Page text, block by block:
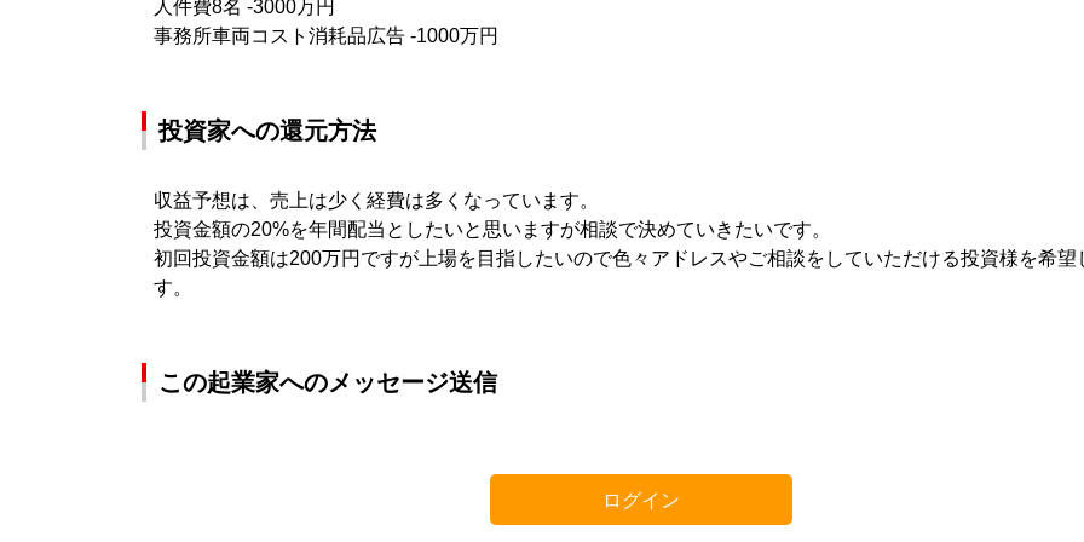
人件費8名 -3000万円
事務所車両コスト消耗品広告 -1000万円
投資家への還元方法
収益予想は、売上は少く経費は多くなっています。
投資金額の20%を年間配当としたいと思いますが相談で決めていきたいです。
初回投資金額は200万円ですが上場を目指したいので色々アドレスやご相談をしていただける投資様を希望
す。
この起業家へのメッセージ送信
ログイン